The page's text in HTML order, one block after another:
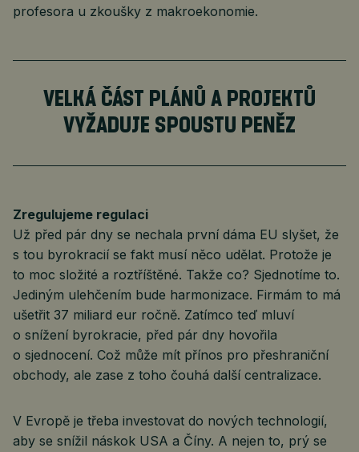
profesora u zkoušky z makroekonomie.
VELKÁ ČÁST PLÁNŮ A PROJEKTŮ
VYŽADUJE SPOUSTU PENĚZ
Zregulujeme regulaci
Už před pár dny se nechala první dáma EU slyšet, že
s tou byrokracií se fakt musí něco udělat. Protože je
to moc složité a roztříštěné. Takže co? Sjednotíme to.
Jediným ulehčením bude harmonizace. Firmám to má
ušetřit 37 miliard eur ročně. Zatímco teď mluví
o snížení byrokracie, před pár dny hovořila
o sjednocení. Což může mít přínos pro přeshraniční
obchody, ale zase z toho čouhá další centralizace.
V Evropě je třeba investovat do nových technologií,
aby se snížil náskok USA a Číny. A nejen to, prý se